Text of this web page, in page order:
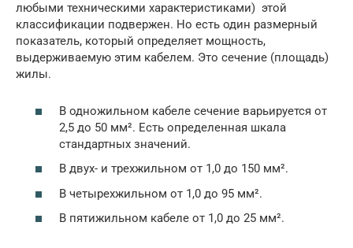
любыми техническими характеристиками) этой
классификации подвержен. Но есть один размерный
показатель, который определяет мощность,
выдерживаемую этим кабелем. Это сечение (площадь)
жилы.
В одножильном кабеле сечение варьируется от
2,5 до 50 мм². Есть определенная шкала
стандартных значений.
В двух- и трехжильном от 1,0 до 150 мм².
В четырехжильном от 1,0 до 95 мм².
В пятижильном кабеле от 1,0 до 25 мм².